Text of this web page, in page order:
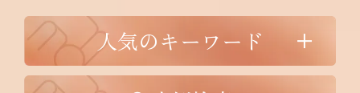
人気のキーワード